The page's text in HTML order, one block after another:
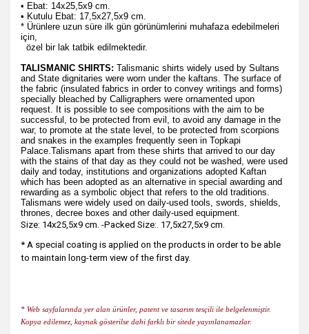
• Ebat: 14x25,5x9 cm.
• Kutulu Ebat: 17,5x27,5x9 cm.
* Ürünlere uzun süre ilk gün görünümlerini muhafaza edebilmeleri
için,
özel bir lak tatbik edilmektedir.
TALISMANIC SHIRTS: Talismanic shirts widely used by Sultans
and State dignitaries were worn under the kaftans. The surface of
the fabric (insulated fabrics in order to convey writings and forms)
specially bleached by Calligraphers were ornamented upon
request. It is possible to see compositions with the aim to be
successful, to be protected from evil, to avoid any damage in the
war, to promote at the state level, to be protected from scorpions
and snakes in the examples frequently seen in Topkapi
Palace.Talismans apart from these shirts that arrived to our day
with the stains of that day as they could not be washed, were used
daily and today, institutions and organizations adopted Kaftan
which has been adopted as an alternative in special awarding and
rewarding as a symbolic object that refers to the old traditions.
Talismans were widely used on daily-used tools, swords, shields,
thrones, decree boxes and other daily-used equipment.
Size: 14x25,5x9 cm. -Packed Size:. 17,5x27,5x9 cm.
* A special coating is applied on the products in order to be able
to maintain long-term view of the first day.
* Web sayfalarında yer alan ürünler, patent ve tasarım tesçili ile belgelenmiştir.
Kopya edilemez, kaynak gösterilse dahi farklı bir sitede yayınlanamazlar.